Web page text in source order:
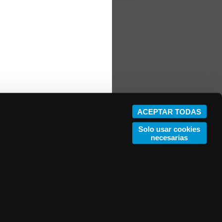
ACEPTAR TODAS
Solo usar cookies
necesarias
Nº B-143.163.